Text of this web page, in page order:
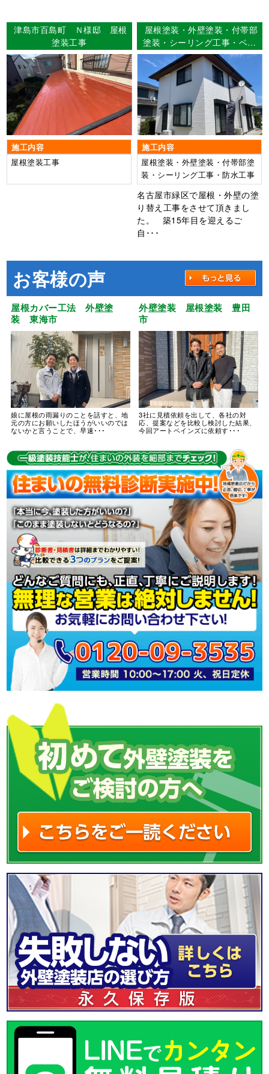
津島市百島町 Ｎ様邸 屋根
塗装工事
施工内容
屋根塗装工事
屋根塗装・外壁塗装・付帯部
塗装・シーリング工事・ベラ
ンダFRP防水工事 名古屋市
緑区 N様邸
施工内容
屋根塗装・外壁塗装・付帯部塗
装・シーリング工事・防水工事
名古屋市緑区で屋根・外壁の塗
り替え工事をさせて頂きまし
た。 築15年目を迎えるご
自･･･
お客様の声
屋根カバー工法 外壁塗
装 東海市
娘に屋根の雨漏りのことを話すと、地
元の方にお願いしたほうがいいのでは
ないかと言うことで、早速･･･
外壁塗装 屋根塗装 豊田
市
3社に見積依頼を出して、各社の対
応、提案などを比較し検討した結果、
今回アートペインズに依頼す･･･